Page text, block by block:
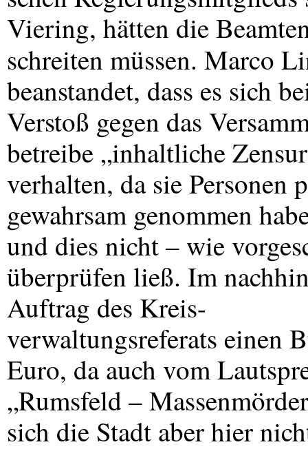
Viering, hätten die
schreiten müssen. Marco
beanstandet, dass es sich
Verstoß gegen das
betreibe „inhaltliche
verhalten, da sie
gewahrsam genommen
und dies nicht – wie
überprüfen ließ. Im
Auftrag des Kreis-
verwaltungsreferats einen
Euro, da auch vom
„Rumsfeld –
sich die Stadt aber hier